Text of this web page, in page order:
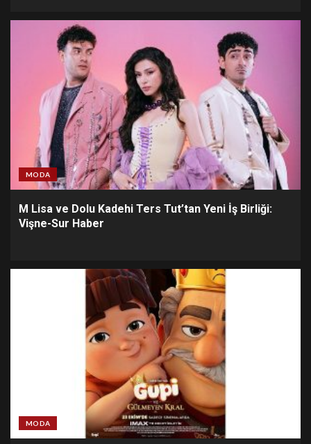
MODA
M Lisa ve Dolu Kadehi Ters Tut’tan Yeni İş Birliği:
Vişne-Sur Haber
MODA